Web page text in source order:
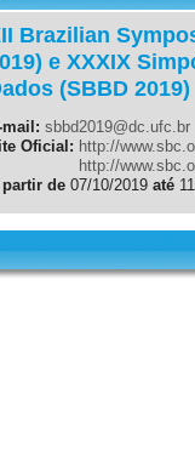
Brazilian
e XXXIX
(SBBD 2019)
mail: sbbd2019@dc.ufc.br
Oficial: http://
http://
de 07/10/2019 até